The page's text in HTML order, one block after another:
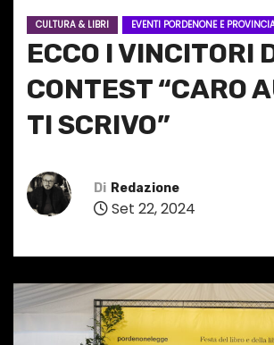
CULTURA & LIBRI EVENTI PORDENONE E
ECCO I VINCITORI
CONTEST “CARO
TI SCRIVO”
Di Redazione
Set 22, 2024